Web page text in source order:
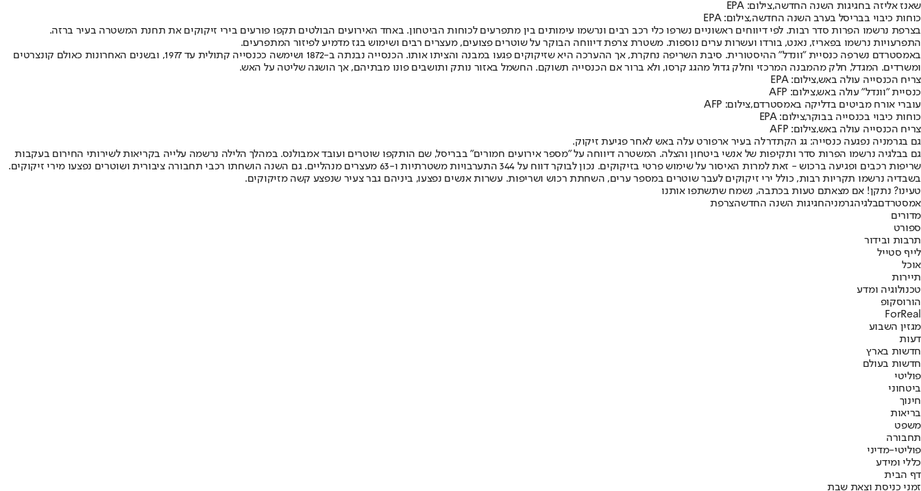
שאנז אליזה בחגיגות השנה החדשה,צילום: EPA
כוחות כיבוי בבריסל בערב השנה החדשה,צילום: EPA
בצרפת נרשמו הפרות סדר רבות. לפי דיווחים ראשוניים נשרפו כלי רכב רבים ונרשמו עימותים בין מתפרעים לכוחות הביטחון. באחד האירועים הבולטים תקפו פורעים בירי זיקוקים את תחנת המשטרה בעיר ברזה.
התפרעויות נרשמו בפאריז, נאנט, בורדו ועשרות ערים נוספות. משטרת צרפת דיווחה הבוקר על שוטרים פצועים, מעצרים רבים ושימוש בגז מדמיע לפיזור המתפרעים.
באמסטרדם נשרפה כנסיית ״וונדל״ ההיסטורית. סיבת השריפה נחקרת, אך ההערכה היא שזיקוקים פגעו במבנה והציתו אותו. הכנסייה נבנתה ב-1872 ושימשה ככנסייה קתולית עד 1977, ובשנים האחרונות כאולם קונצרטים
ומשרדים. המגדל, חלק מהמבנה המרכזי וחלק גדול מהגג קרסו, ולא ברור אם הכנסייה תשוקם. החשמל באזור נותק ותושבים פונו מבתיהם, אך הושגה שליטה על האש.
צריח הכנסייה עולה באש,צילום: EPA
כנסיית "וונדל" עולה באש,צילום: AFP
עוברי אורח מביטים בדליקה באמסטרדם,צילום: AFP
כוחות כיבוי בכנסייה בבוקר,צילום: EPA
צריח הכנסייה עולה באש,צילום: AFP
גם בגרמניה נפגעה כנסייה: גג הקתדרלה בעיר ארפורט עלה באש לאחר פגיעת זיקוק.
גם בבלגיה נרשמו הפרות סדר ותקיפות של אנשי ביטחון והצלה. המשטרה דיווחה על ״מספר אירועים חמורים״ בבריסל, שם הותקפו שוטרים ועובד אמבולנס. במהלך הלילה נרשמה עלייה בקריאות לשירותי החירום בעקבות
שריפות רכבים ופגיעה ברכוש - זאת למרות האיסור על שימוש פרטי בזיקוקים. נכון לבוקר דווח על 344 התערבויות משטרתיות ו-63 מעצרים מנהליים. גם השנה הושחתו רכבי תחבורה ציבורית ושוטרים נפצעו מירי זיקוקים.
בשבדיה נרשמו תקריות רבות, כולל ירי זיקוקים לעבר שוטרים במספר ערים, השחתת רכוש ושריפות. עשרות אנשים נפצעו, ביניהם גבר צעיר שנפצע קשה מזיקוקים.
טעינו? נתקן! אם מצאתם טעות בכתבה, נשמח שתשתפו אותנו
אמסטרדםבלגיהגרמניהחגיגות השנה החדשהצרפת
מדורים
ספורט
תרבות ובידור
לייף סטייל
אוכל
תיירות
טכנולוגיה ומדע
הורוסקופ
ForReal
מגזין השבוע
דעות
חדשות בארץ
חדשות בעולם
פוליטי
ביטחוני
חינוך
בריאות
משפט
תחבורה
פוליטי-מדיני
כללי ומידע
דף הבית
זמני כניסת וצאת שבת